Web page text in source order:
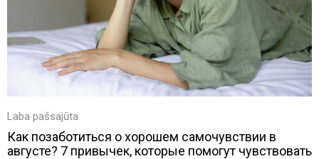
Laba pašsajūta
Как позаботиться о хорошем самочувствии в
августе? 7 привычек, которые помогут чувствовать